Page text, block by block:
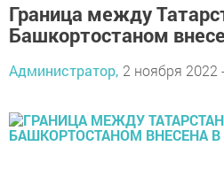
Граница между
Башкортостаном
Администратор, 2 ноября 2022